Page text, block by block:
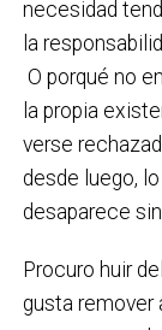
necesidad
la
O porqué no
la propia
verse
desde luego,
desaparece
Procuro huir
gusta remover